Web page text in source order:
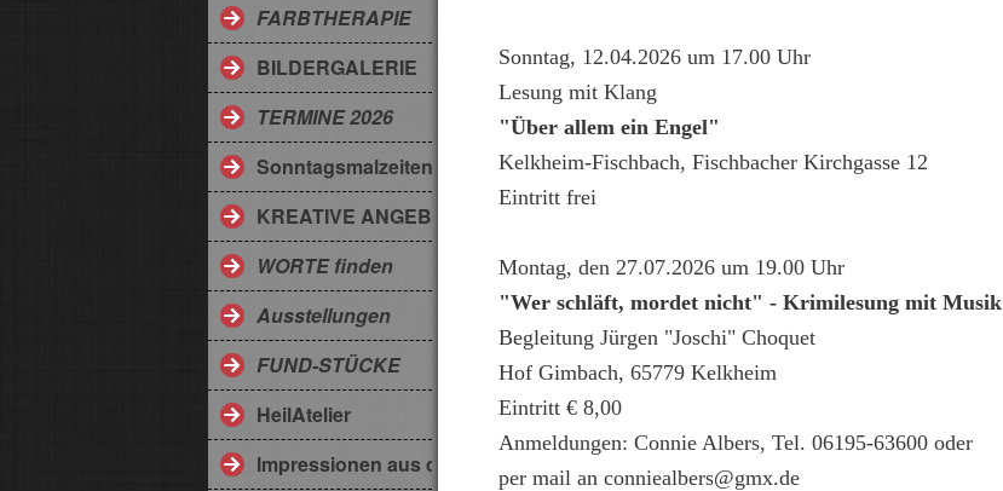
FARBTHERAPIE
BILDERGALERIE
TERMINE 2026
Sonntagsmalzeiten
KREATIVE ANGEBOTE
WORTE finden
Ausstellungen
FUND-STÜCKE
HeilAtelier
Impressionen aus dem Sommergarten
Sonntag, 12.04.2026 um 17.00 Uhr
Lesung mit Klang
"Über allem ein Engel"
Kelkheim-Fischbach, Fischbacher Kirchgasse 12
Eintritt frei
Montag, den 27.07.2026 um 19.00 Uhr
"Wer schläft, mordet nicht" - Krimilesung mit Musik
Begleitung Jürgen "Joschi" Choquet
Hof Gimbach, 65779 Kelkheim
Eintritt € 8,00
Anmeldungen: Connie Albers, Tel. 06195-63600 oder
per mail an conniealbers@gmx.de